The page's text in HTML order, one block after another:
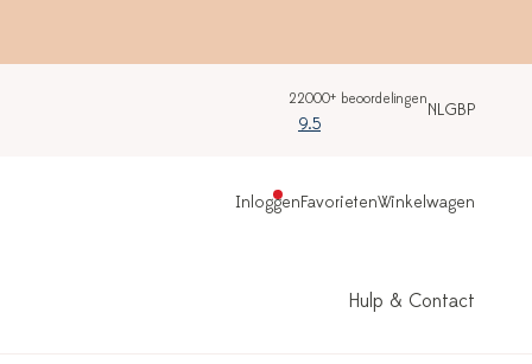
22000+ beoordelingen
9.5
NLGBP
InloggenFavorietenWinkelwagen
Hulp & Contact